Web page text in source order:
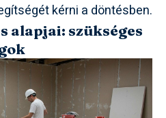
kérni a döntésben.
alapjai: szükséges